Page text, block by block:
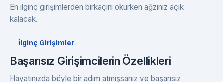
En ilginç girişimlerden birkaçını okurken ağzınız açık
kalacak.
İlginç Girişimler
Başarısız Girişimcilerin Özellikleri
Hayatınızda böyle bir adım atmışsanız ve başarısız